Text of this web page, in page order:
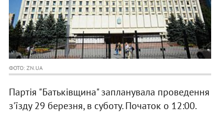
ФОТО: ZN.UA
Партія "Батьківщина" запланувала проведення
з'їзду 29 березня, в суботу. Початок о 12:00.